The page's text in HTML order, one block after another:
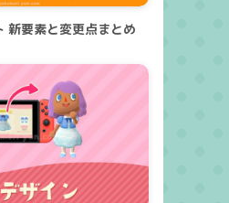
新要素と変更点まとめ